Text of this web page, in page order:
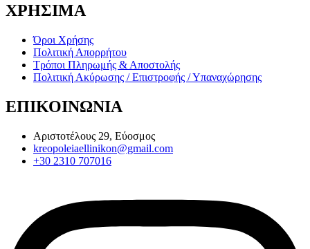
ΧΡΗΣΙΜΑ
Όροι Χρήσης
Πολιτική Απορρήτου
Τρόποι Πληρωμής & Αποστολής
Πολιτική Ακύρωσης / Επιστροφής / Υπαναχώρησης
ΕΠΙΚΟΙΝΩΝΙΑ
Αριστοτέλους 29, Εύοσμος
kreopoleiaellinikon@gmail.com
+30 2310 707016